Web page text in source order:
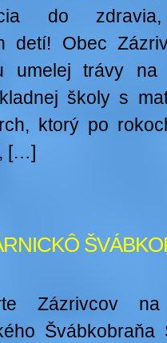
do
detí! Obec
umelej trávy na
školy s
ktorý po
[…]
Zázrivcov
Švábkobraňa